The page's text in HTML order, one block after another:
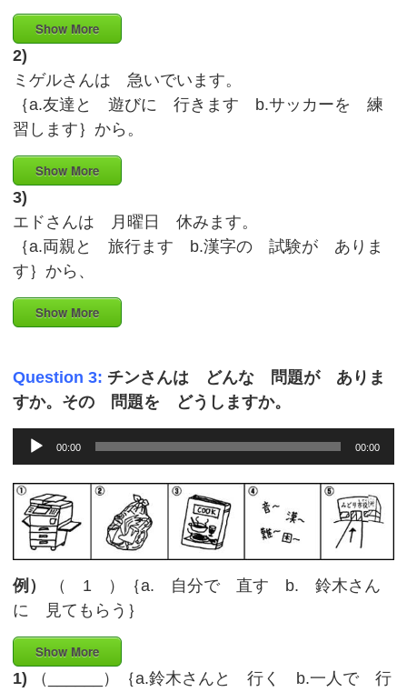
Show More
2)
ミゲルさんは 急いでいます。
｛a.友達と 遊びに 行きます b.サッカーを 練
習します｝から。
Show More
3)
エドさんは 月曜日 休みます。
｛a.両親と 旅行ます b.漢字の 試験が ありま
す｝から、
Show More
Question 3: チンさんは どんな 問題が ありま
すか。その 問題を どうしますか。
Audio
Player
00:00 00:00
例）
（ 1 ）｛a. 自分で 直す b. 鈴木さん
に 見てもらう｝
Show More
1) （______）｛a.鈴木さんと 行く b.一人で 行